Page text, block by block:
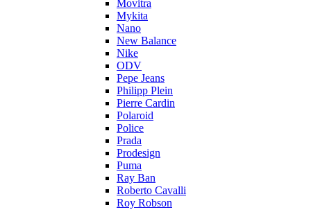
Movitra
Mykita
Nano
New Balance
Nike
ODV
Pepe Jeans
Philipp Plein
Pierre Cardin
Polaroid
Police
Prada
Prodesign
Puma
Ray Ban
Roberto Cavalli
Roy Robson